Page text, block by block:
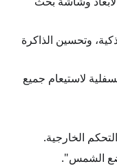
وتحسين الذاكرة
لاستيعام جميع
الخارجية.
الشمس".